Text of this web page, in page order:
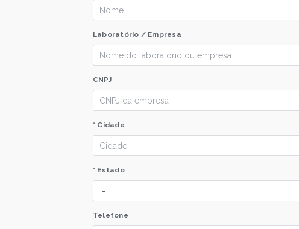
Laboratório / Empresa
CNPJ
* Cidade
* Estado
Telefone